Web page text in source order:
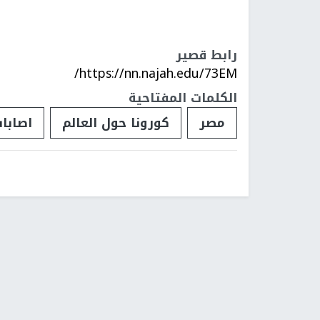
رابط قصير
https://nn.najah.edu/73EM/
الكلمات المفتاحية
مصر
كورونا حول العالم